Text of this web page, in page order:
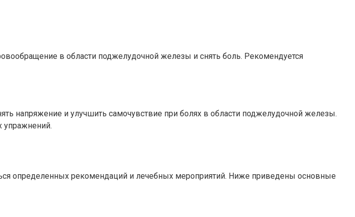
в области поджелудочной железы и снять боль. Рекомендуется
напряжение и улучшить самочувствие при болях в области поджелудочной железы.
упражнений.
определенных рекомендаций и лечебных мероприятий. Ниже приведены основные